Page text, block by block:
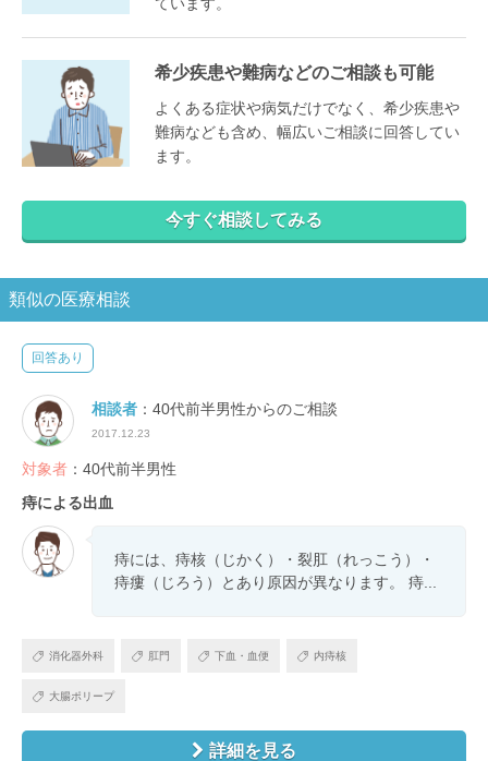
希少疾患や難病などのご相談も可能
よくある症状や病気だけでなく、希少疾患や
難病なども含め、幅広いご相談に回答してい
ます。
今すぐ相談してみる
類似の医療相談
回答あり
相談者 ：40代前半男性からのご相談
2017.12.23
対象者 ：40代前半男性
痔による出血
痔には、痔核（じかく）・裂肛（れっこう）・
痔瘻（じろう）とあり原因が異なります。 痔...
消化器外科 肛門 下血・血便 内痔核
大腸ポリープ
詳細を見る